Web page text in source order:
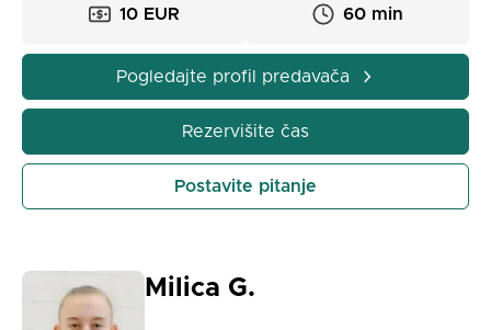
10 EUR 60 min
Pogledajte profil predavača
Rezervišite čas
Postavite pitanje
Milica G.